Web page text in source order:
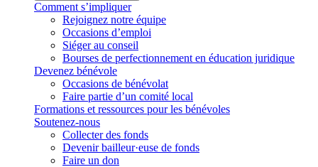
Comment s’impliquer
Rejoignez notre équipe
Occasions d’emploi
Siéger au conseil
Bourses de perfectionnement en éducation juridique
Devenez bénévole
Occasions de bénévolat
Faire partie d’un comité local
Formations et ressources pour les bénévoles
Soutenez-nous
Collecter des fonds
Devenir bailleur·euse de fonds
Faire un don